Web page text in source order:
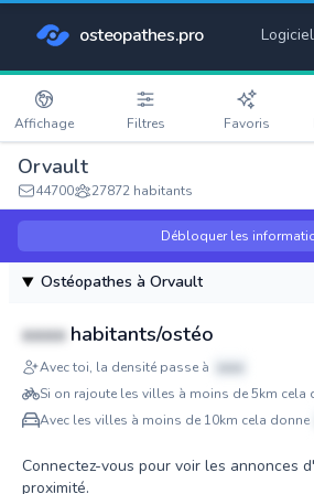
osteopathes.pro
Affichage Filtres Favoris
Orvault
44700 27872 habitants
Débloquer les
Ostéopathes à Orvault
xxxx habitants/ostéo
Avec toi, la densité passe à
xxxx
Si on rajoute les villes à moins de 5km cela
Avec les villes à moins de 10km cela donne
Connectez-vous pour voir les annonces
proximité.